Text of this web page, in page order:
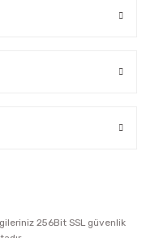
256Bit SSL güvenlik